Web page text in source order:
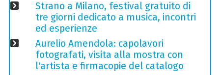
Strano a Milano, festival gratuito di
tre giorni dedicato a musica, incontri
ed esperienze
Aurelio Amendola: capolavori
fotografati, visita alla mostra con
l'artista e firmacopie del catalogo